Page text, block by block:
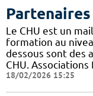
Partenaires
Le CHU est un
formation au
dessous sont des
CHU.
18/02/2026 15:25